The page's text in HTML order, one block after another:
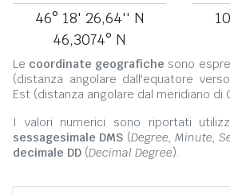
46° 18' 26,64'' N
46,3074° N
Le coordinate geografiche sono
(distanza angolare dall'equatore
Est (distanza angolare dal meridiano di
I valori numerici sono riportati
sessagesimale DMS (Degree, Minute,
decimale DD (Decimal Degree).